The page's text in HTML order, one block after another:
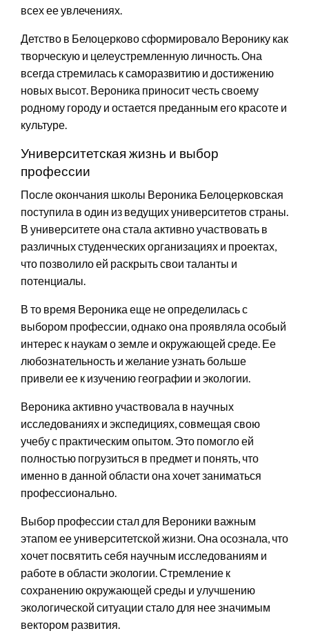
всех ее увлечениях.
Детство в Белоцерково сформировало Веронику как
творческую и целеустремленную личность. Она
всегда стремилась к саморазвитию и достижению
новых высот. Вероника приносит честь своему
родному городу и остается преданным его красоте и
культуре.
Университетская жизнь и выбор
профессии
После окончания школы Вероника Белоцерковская
поступила в один из ведущих университетов страны.
В университете она стала активно участвовать в
различных студенческих организациях и проектах,
что позволило ей раскрыть свои таланты и
потенциалы.
В то время Вероника еще не определилась с
выбором профессии, однако она проявляла особый
интерес к наукам о земле и окружающей среде. Ее
любознательность и желание узнать больше
привели ее к изучению географии и экологии.
Вероника активно участвовала в научных
исследованиях и экспедициях, совмещая свою
учебу с практическим опытом. Это помогло ей
полностью погрузиться в предмет и понять, что
именно в данной области она хочет заниматься
профессионально.
Выбор профессии стал для Вероники важным
этапом ее университетской жизни. Она осознала, что
хочет посвятить себя научным исследованиям и
работе в области экологии. Стремление к
сохранению окружающей среды и улучшению
экологической ситуации стало для нее значимым
вектором развития.